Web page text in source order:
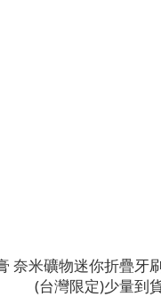
奈米礦物迷你折疊牙
(台灣限定)少量到